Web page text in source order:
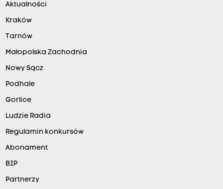
Aktualności
Kraków
Tarnów
Małopolska Zachodnia
Nowy Sącz
Podhale
Gorlice
Ludzie Radia
Regulamin konkursów
Abonament
BIP
Partnerzy